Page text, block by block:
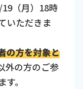
（月）18時
いただきま
の方を対象と
外の方のご参
。